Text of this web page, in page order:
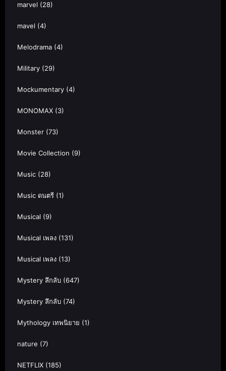
marvel (28)
mavel (4)
Melodrama (4)
Military (29)
Mockumentary (4)
MONOMAX (3)
Monster (73)
Movie Collection (9)
Music (28)
Music ดนตรี (1)
Musical (9)
Musical เพลง (131)
Musical เพลง (13)
Mystery ลึกลับ (647)
Mystery ลึกลับ (74)
Mythology เทพนิยาย (1)
nature (7)
NETFLIX (185)